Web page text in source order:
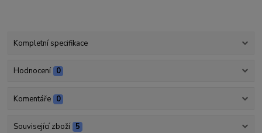
Kompletní specifikace
Hodnocení 0
Komentáře 0
Související zboží 5